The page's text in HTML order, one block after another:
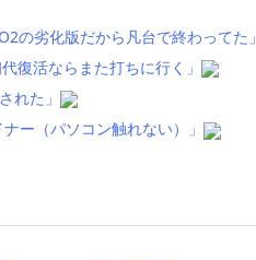
の劣化版だから凡台で終わってた」
復活ならまた打ちに行く」
れた」
ー（パソコン触れない）」